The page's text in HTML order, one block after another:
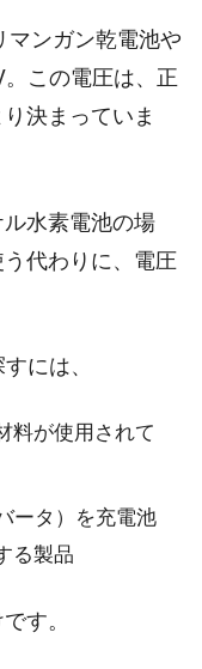
ンガン乾電池や
この電圧は、正
決まっていま
水素電池の場
代わりに、電圧
には、
料が使用されて
ータ）を充電池
る製品
す。